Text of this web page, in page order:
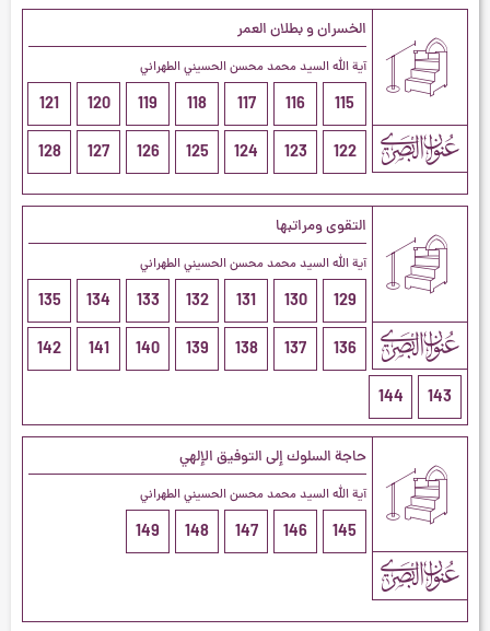
الخسران و بطلان العمر
آية الله السيد محمد محسن الحسيني الطهراني
115
116
117
118
119
120
121
122
123
124
125
126
127
128
التقوى ومراتبها
آية الله السيد محمد محسن الحسيني الطهراني
129
130
131
132
133
134
135
136
137
138
139
140
141
142
143
144
حاجة السلوك إلى التوفيق الإلهي
آية الله السيد محمد محسن الحسيني الطهراني
145
146
147
148
149